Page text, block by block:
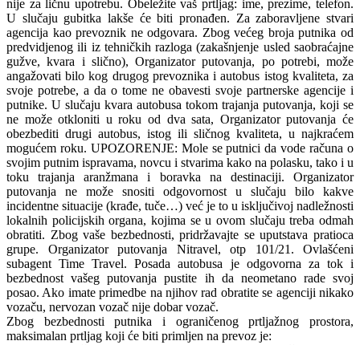
nije za ličnu upotrebu. Obeležite vaš prtljag: ime, prezime, telefon.
U slučaju gubitka lakše će biti pronađen. Za zaboravljene stvari
agencija kao prevoznik ne odgovara. Zbog većeg broja putnika od
predvidjenog ili iz tehničkih razloga (zakašnjenje usled saobraćajne
gužve, kvara i slično), Organizator putovanja, po potrebi, može
angažovati bilo kog drugog prevoznika i autobus istog kvaliteta, za
svoje potrebe, a da o tome ne obavesti svoje partnerske agencije i
putnike. U slučaju kvara autobusa tokom trajanja putovanja, koji se
ne može otkloniti u roku od dva sata, Organizator putovanja će
obezbediti drugi autobus, istog ili sličnog kvaliteta, u najkraćem
mogućem roku. UPOZORENJE: Mole se putnici da vode računa o
svojim putnim ispravama, novcu i stvarima kako na polasku, tako i u
toku trajanja aranžmana i boravka na destinaciji. Organizator
putovanja ne može snositi odgovornost u slučaju bilo kakve
incidentne situacije (krađe, tuče…) već je to u isključivoj nadležnosti
lokalnih policijskih organa, kojima se u ovom slučaju treba odmah
obratiti. Zbog vaše bezbednosti, pridržavajte se uputstava pratioca
grupe. Organizator putovanja Nitravel, otp 101/21. Ovlašćeni
subagent Time Travel. Posada autobusa je odgovorna za tok i
bezbednost vašeg putovanja pustite ih da neometano rade svoj
posao. Ako imate primedbe na njihov rad obratite se agenciji nikako
vozaču, nervozan vozač nije dobar vozač.
Zbog bezbednosti putnika i ograničenog prtljažnog prostora,
maksimalan prtljag koji će biti primljen na prevoz je: